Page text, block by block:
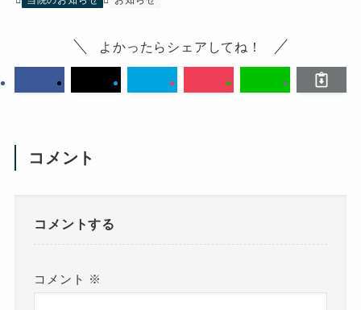
よかったらシェアしてね！
コメント
コメントする
コメント ※